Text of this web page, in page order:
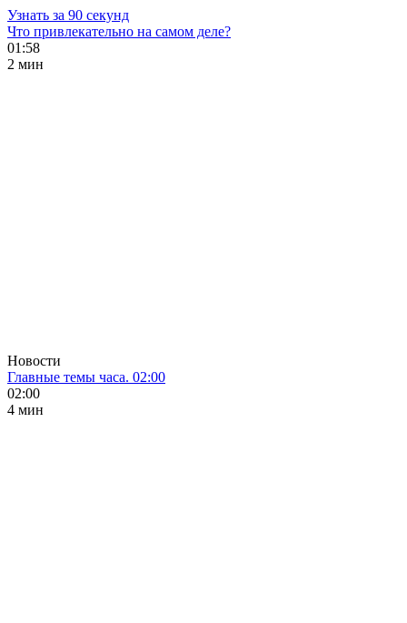
Узнать за 90 секунд
Что привлекательно на самом деле?
01:58
2 мин
Новости
Главные темы часа. 02:00
02:00
4 мин